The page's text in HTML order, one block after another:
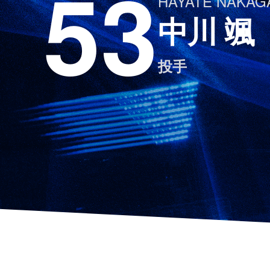
53中川 颯
投手